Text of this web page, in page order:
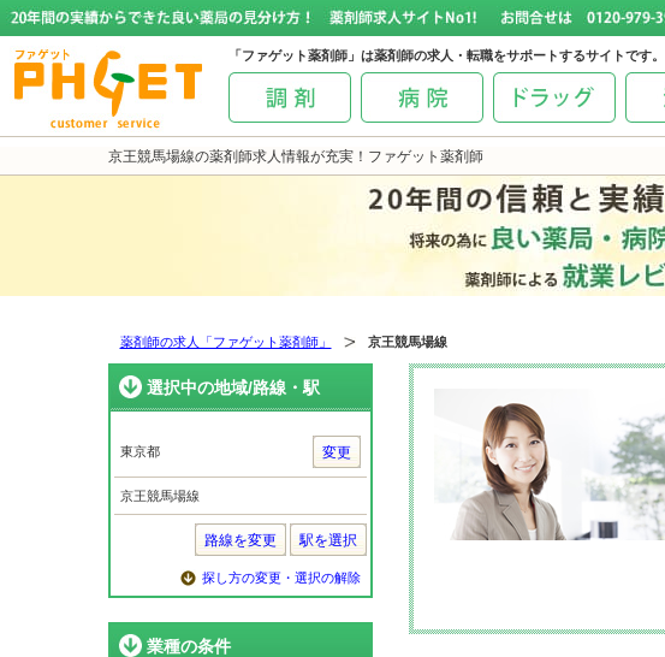
京王競馬場線の薬剤師求人情報が充実！ファゲット薬剤師
「ファゲット薬剤師」は薬剤師の求人・転職をサポートするサイトです。
薬剤師の求人「ファゲット薬剤師」 京王競馬場線
選択中の地域/路線・駅
東京都 変更
京王競馬場線
路線を変更 駅を選択
探し方の変更・選択の解除
業種の条件